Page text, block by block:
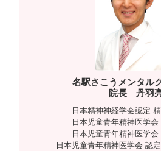
名駅さこうメンタル
院長 丹羽
日本精神神経学会認定
日本児童青年精神医学
日本児童青年精神医学
日本児童青年精神医学会 認